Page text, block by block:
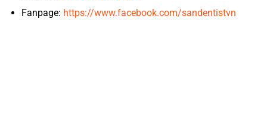
Fanpage: https://www.facebook.com/sandentistvn